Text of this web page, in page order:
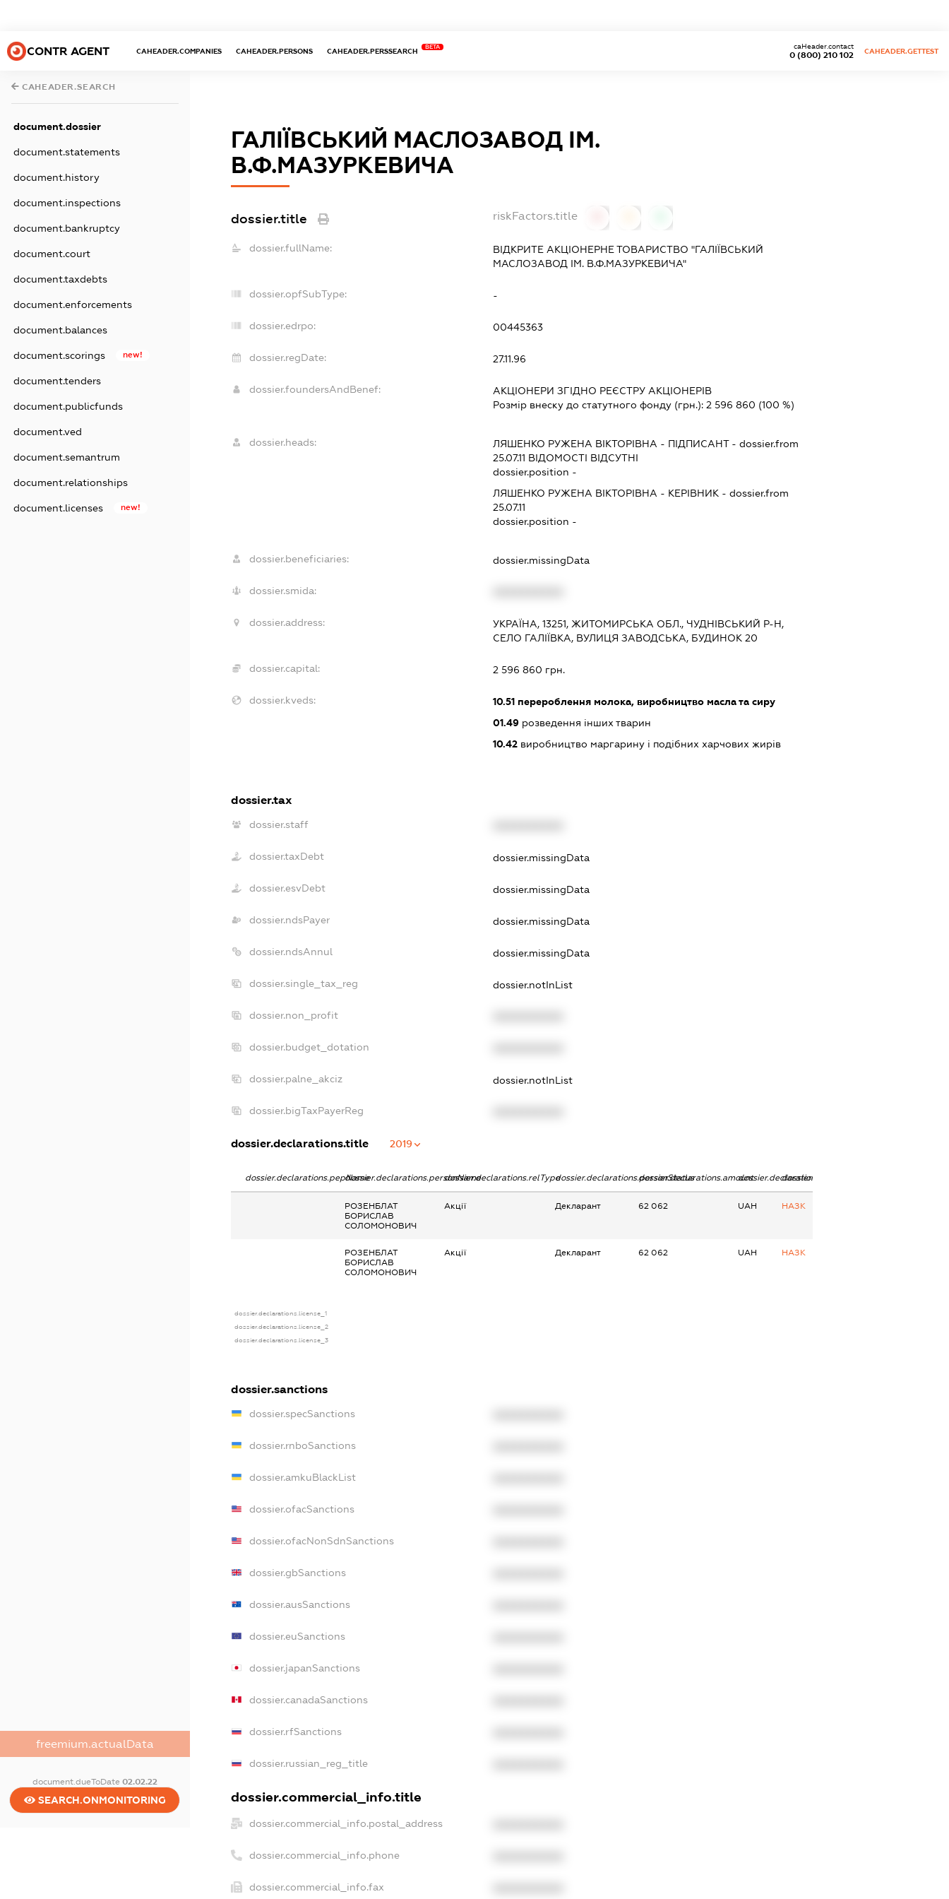
CONTR AGENT CAHEADER.COMPANIES CAHEADER.PERSONS CAHEADER.PERSSEARCH
BETA
0 (800) 210 102
caHeader.contact
CAHEADER.GETTEST
CAHEADER.SEARCH
document.dossier
document.statements
document.history
document.inspections
document.bankruptcy
document.court
document.taxdebts
document.enforcements
document.balances
document.scorings new!
document.tenders
document.publicfunds
document.ved
document.semantrum
document.relationships
document.licenses new!
freemium.actualData
document.dueToDate 02.02.22
SEARCH.ONMONITORING
ГАЛІЇВСЬКИЙ МАСЛОЗАВОД ІМ.
В.Ф.МАЗУРКЕВИЧА
dossier.title riskFactors.title
dossier.fullName:
ВІДКРИТЕ АКЦІОНЕРНЕ ТОВАРИСТВО "ГАЛІЇВСЬКИЙ
МАСЛОЗАВОД ІМ. В.Ф.МАЗУРКЕВИЧА"
dossier.opfSubType: -
dossier.edrpo: 00445363
dossier.regDate: 27.11.96
dossier.foundersAndBenef:
АКЦІОНЕРИ ЗГІДНО РЕЄСТРУ АКЦІОНЕРІВ
Розмір внеску до статутного фонду (грн.):2 596 860 (100 %)
dossier.heads: ЛЯШЕНКО РУЖЕНА ВІКТОРІВНА - ПІДПИСАНТ- dossier.from
25.07.11 ВІДОМОСТІ ВІДСУТНІ
dossier.position -
ЛЯШЕНКО РУЖЕНА ВІКТОРІВНА - КЕРІВНИК - dossier.from
25.07.11
dossier.position -
dossier.beneficiaries: dossier.missingData
dossier.smida:
dossier.address:
УКРАЇНА, 13251, ЖИТОМИРСЬКА ОБЛ., ЧУДНІВСЬКИЙ Р-Н,
СЕЛО ГАЛІЇВКА, ВУЛИЦЯ ЗАВОДСЬКА, БУДИНОК 20
dossier.capital: 2 596 860 грн.
dossier.kveds: 10.51 перероблення молока, виробництво масла та сиру
01.49 розведення інших тварин
10.42 виробництво маргарину і подібних харчових жирів
dossier.tax
dossier.staff
dossier.taxDebt dossier.missingData
dossier.esvDebt dossier.missingData
dossier.ndsPayer dossier.missingData
dossier.ndsAnnul dossier.missingData
dossier.single_tax_reg dossier.notInList
dossier.non_profit
dossier.budget_dotation
dossier.palne_akciz dossier.notInList
dossier.bigTaxPayerReg
dossier.declarations.title 2019
dossier.declarations.pepNamedossier.declarations.personNamedossier.declarations.relTypedossier.declarations.personStatusdossier.declarations.amountdossier.declarations.currency
dossier.declarations.source
РОЗЕНБЛАТ
БОРИСЛАВ
СОЛОМОНОВИЧ
Акції Декларант 62 062 UAH НАЗК
РОЗЕНБЛАТ
БОРИСЛАВ
СОЛОМОНОВИЧ
Акції Декларант 62 062 UAH НАЗК
dossier.declarations.license_1
dossier.declarations.license_2
dossier.declarations.license_3
dossier.sanctions
dossier.specSanctions
dossier.rnboSanctions
dossier.amkuBlackList
dossier.ofacSanctions
dossier.ofacNonSdnSanctions
dossier.gbSanctions
dossier.ausSanctions
dossier.euSanctions
dossier.japanSanctions
dossier.canadaSanctions
dossier.rfSanctions
dossier.russian_reg_title
dossier.commercial_info.title
dossier.commercial_info.postal_address
dossier.commercial_info.phone
dossier.commercial_info.fax